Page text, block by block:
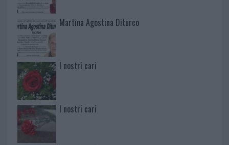
Martina Agostina Diturco
I nostri cari
I nostri cari